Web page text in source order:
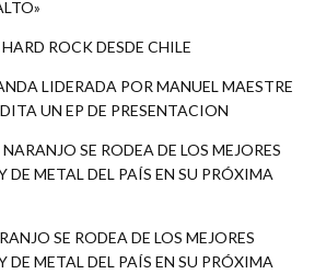
ROCK DESDE CHILE
LIDERADA POR MANUEL MAESTRE
UN EP DE PRESENTACION
SE RODEA DE LOS MEJORES
DE METAL DEL PAÍS EN SU PRÓXIMA
SE RODEA DE LOS MEJORES
DE METAL DEL PAÍS EN SU PRÓXIMA